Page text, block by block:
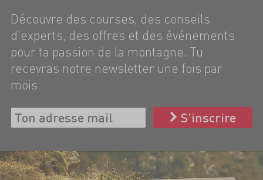
Découvre des courses, des conseils
d'experts, des offres et des événements
pour ta passion de la montagne. Tu
recevras notre newsletter une fois par
mois.
S’inscrire